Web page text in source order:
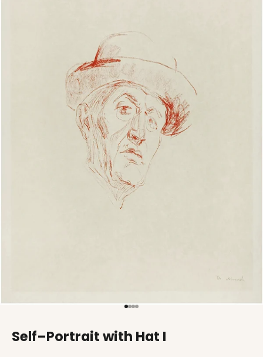
Gå til element 1
Gå til element 2
Gå til element 3
Gå til element 4
Self–Portrait with Hat I